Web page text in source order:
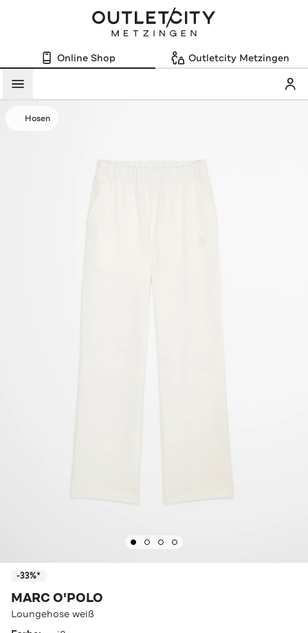
Online Shop Outletcity Metzingen
Menü
Hosen
-33%*
MARC O'POLO
Loungehose weiß